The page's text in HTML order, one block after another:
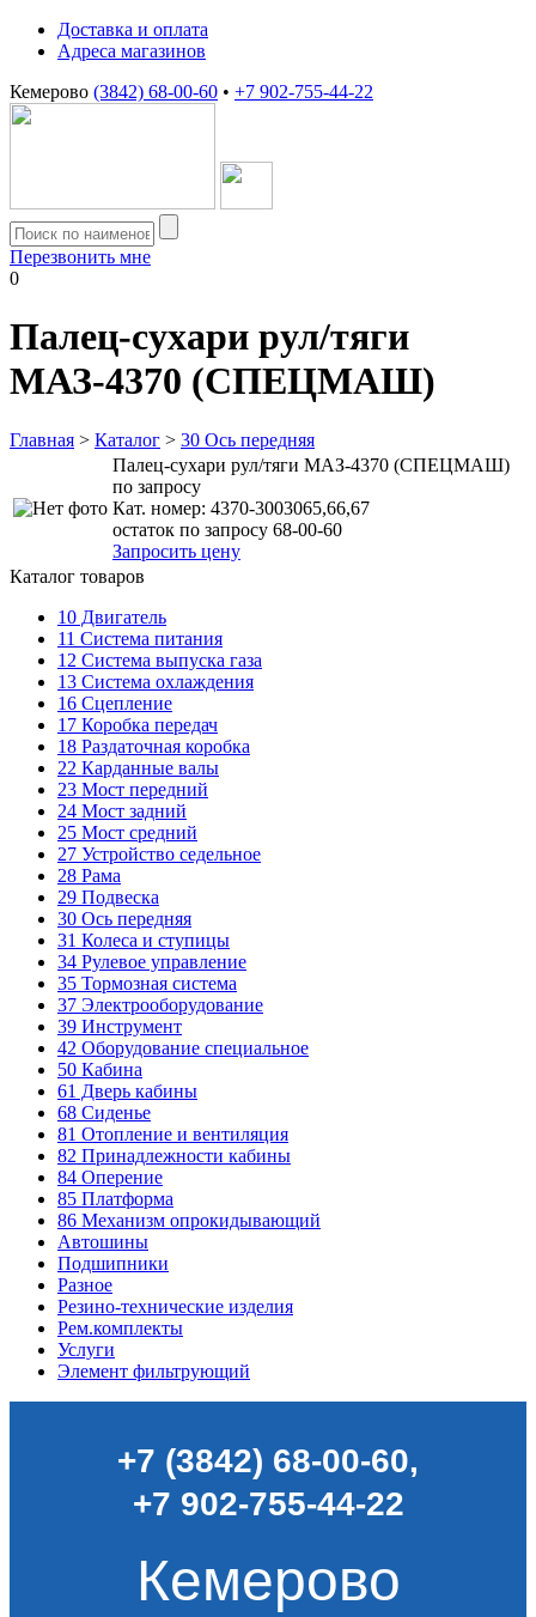
Доставка и оплата
Адреса магазинов
Кемерово (3842) 68-00-60 • +7 902-755-44-22
Перезвонить мне
0
Палец-сухари рул/тяги
МАЗ-4370 (СПЕЦМАШ)
Главная > Каталог > 30 Ось передняя
Палец-сухари рул/тяги МАЗ-4370 (СПЕЦМАШ)
по запросу
Кат. номер: 4370-3003065,66,67
остаток по запросу 68-00-60
Запросить цену
Каталог товаров
10 Двигатель
11 Система питания
12 Система выпуска газа
13 Система охлаждения
16 Сцепление
17 Коробка передач
18 Раздаточная коробка
22 Карданные валы
23 Мост передний
24 Мост задний
25 Мост средний
27 Устройство седельное
28 Рама
29 Подвеска
30 Ось передняя
31 Колеса и ступицы
34 Рулевое управление
35 Тормозная система
37 Электрооборудование
39 Инструмент
42 Оборудование специальное
50 Кабина
61 Дверь кабины
68 Сиденье
81 Отопление и вентиляция
82 Принадлежности кабины
84 Оперение
85 Платформа
86 Механизм опрокидывающий
Автошины
Подшипники
Разное
Резино-технические изделия
Рем.комплекты
Услуги
Элемент фильтрующий
+7 (3842) 68-00-60,
+7 902-755-44-22
Кемерово